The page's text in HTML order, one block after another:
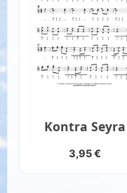
Kontra Seyra
3,95€